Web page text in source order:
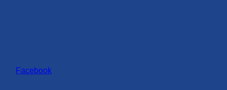
Facebook